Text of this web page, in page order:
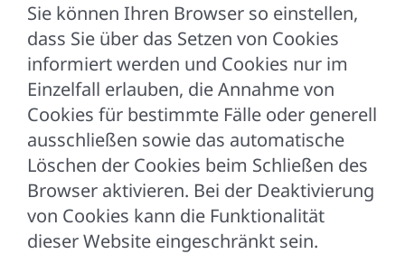
Sie können Ihren Browser so einstellen,
dass Sie über das Setzen von Cookies
informiert werden und Cookies nur im
Einzelfall erlauben, die Annahme von
Cookies für bestimmte Fälle oder generell
ausschließen sowie das automatische
Löschen der Cookies beim Schließen des
Browser aktivieren. Bei der Deaktivierung
von Cookies kann die Funktionalität
dieser Website eingeschränkt sein.